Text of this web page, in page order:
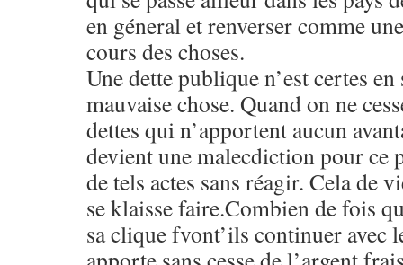
en géneral et renverser comme
cours des choses.
Une dette publique n’est certes
mauvaise chose. Quand on ne
dettes qui n’apportent aucun
devient une malecdiction pour ce
de tels actes sans réagir. Cela de
se klaisse faire.Combien de fois
sa clique fvont’ils continuer avec